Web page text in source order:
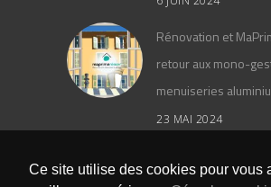
Rénovation et
retour aux mono-
menuiseries
23 MAI 2024
Le catalogue général
Ce site utilise des cookies pour vous